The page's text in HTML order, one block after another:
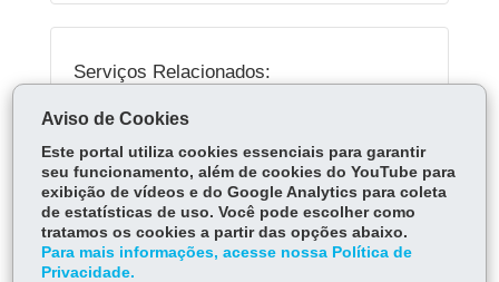
Serviços Relacionados:
Bombeiros
ÓRGÃO RESPONSÁVEL
DEIXE SUA OPINIÃO
Aviso de Cookies
Este portal utiliza cookies essenciais para garantir
seu funcionamento, além de cookies do YouTube para
exibição de vídeos e do Google Analytics para coleta
de estatísticas de uso. Você pode escolher como
tratamos os cookies a partir das opções abaixo.
Para mais informações, acesse nossa Política de
Privacidade.